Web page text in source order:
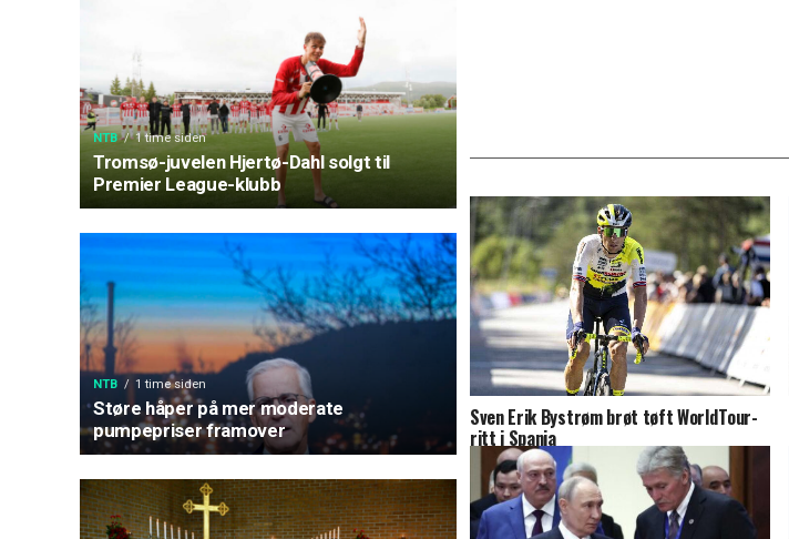
NTB 1 time siden
Tromsø-juvelen Hjertø-Dahl solgt til
Premier League-klubb
NTB 1 time siden
Støre håper på mer moderate
pumpepriser framover
Sven Erik Bystrøm brøt tøft WorldTour-
ritt i Spania